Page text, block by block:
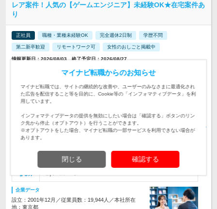
レア案件！人気の【ゲームエンジニア】未経験OK★在宅案件あ
り
正社員 職種・業種未経験OK 完全週休2日制 学歴不問
第二新卒歓迎 リモートワーク可 女性のおしごと掲載中
情報更新日：2026/08/03 終了予定日：2026/08/27
【在宅案件あり】面接地エリアでの就業率92％以上★転居費用
◆東京・神奈川・千葉・埼玉勤務:月給24万5,000円～55万円＋
各種手当（残業手当全額支給等） ◆その他の…
仕事内容
【ゲームの開発に携われる♪】人気のゲーム／アプリを実際に
プレイしバグや操作性の問題がないかチェック☆シンプルワー
【未経験・第二新卒・既卒歓迎】◆学歴・経験・年齢不問 ◆
ゲームやアプリの開発エンジニアになりたい方 【選べる勤務
企業データ
設立：2001年12月／従業員数：19,944人／本社所在
地：東京都
マイナビ転職からのお知らせ
マイナビ転職では、サイトの継続的な改善や、ユーザーのみなさまに最適化され
た広告を配信すること等を目的に、Cookie等の「インフォマティブデータ」を利
用しています。
インフォマティブデータの提供を無効にしたい場合は「確認する」ボタンのリン
ク先から停止（オプトアウト）を行うことができます。
※オプトアウトをした場合、マイナビ転職の一部サービスを利用できない場合が
あります。
閉じる 確認する